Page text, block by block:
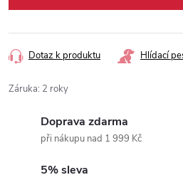
Dotaz k produktu Hlídací
Záruka: 2 roky
Doprava zdarma
při nákupu nad 1 999 Kč
5% sleva